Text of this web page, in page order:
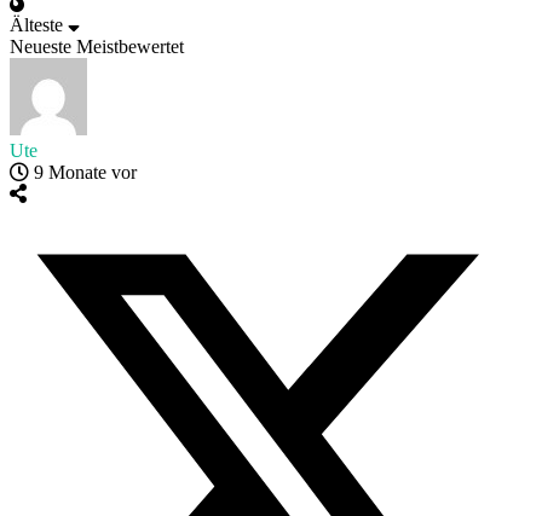
Älteste
Neueste Meistbewertet
Ute
9 Monate vor